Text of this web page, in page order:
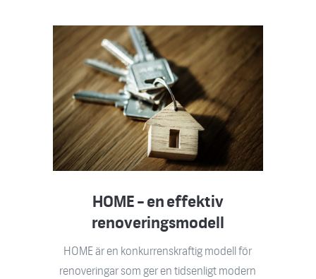
HOME - en effektiv
renoveringsmodell
HOME är en konkurrenskraftig modell för
renoveringar som ger en tidsenligt modern